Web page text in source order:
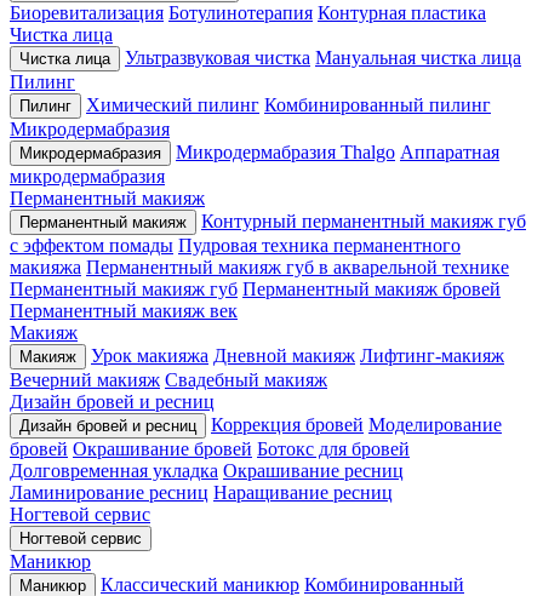
Биоревитализация Ботулинотерапия Контурная пластика
Чистка лица
Чистка лица Ультразвуковая чистка Мануальная чистка лица
Пилинг
Пилинг Химический пилинг Комбинированный пилинг
Микродермабразия
Микродермабразия Микродермабразия Thalgo Аппаратная
микродермабразия
Перманентный макияж
Перманентный макияж
Контурный перманентный макияж губ
с эффектом помады Пудровая техника перманентного
макияжа Перманентный макияж губ в акварельной технике
Перманентный макияж губ Перманентный макияж бровей
Перманентный макияж век
Макияж
Макияж Урок макияжа Дневной макияж Лифтинг-макияж
Вечерний макияж Свадебный макияж
Дизайн бровей и ресниц
Дизайн бровей и ресниц Коррекция бровей Моделирование
бровей Окрашивание бровей Ботокс для бровей
Долговременная укладка Окрашивание ресниц
Ламинирование ресниц Наращивание ресниц
Ногтевой сервис
Ногтевой сервис
Маникюр
Маникюр Классический маникюр Комбинированный